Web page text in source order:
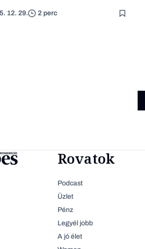
12. 29. 2 perc
Rovatok
Podcast
Üzlet
Pénz
Legyél jobb
A jó élet